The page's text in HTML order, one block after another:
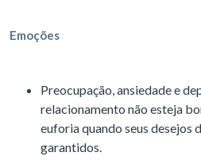
Emoções
Preocupação, ansiedade e
relacionamento não esteja
euforia quando seus desejos
garantidos.